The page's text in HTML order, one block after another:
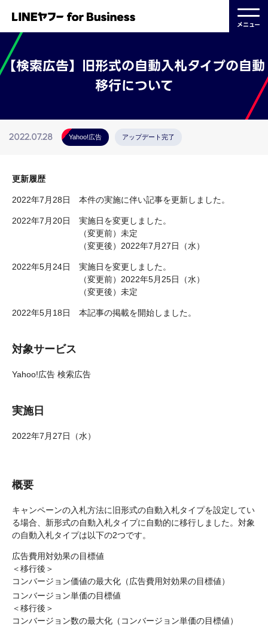
メニュー
【検索広告】旧形式の自動入札タイプの自動
移行について
2022.07.28 Yahoo!広告 アップデート完了
更新履歴
2022年7月28日 本件の実施に伴い記事を更新しました。
2022年7月20日 実施日を変更しました。
（変更前）未定
（変更後）2022年7月27日（水）
2022年5月24日 実施日を変更しました。
（変更前）2022年5月25日（水）
（変更後）未定
2022年5月18日 本記事の掲載を開始しました。
対象サービス
Yahoo!広告 検索広告
実施日
2022年7月27日（水）
概要
キャンペーンの入札方法に旧形式の自動入札タイプを設定してい
る場合、新形式の自動入札タイプに自動的に移行しました。対象
の自動入札タイプは以下の2つです。
広告費用対効果の目標値
＜移行後＞
コンバージョン価値の最大化（広告費用対効果の目標値）
コンバージョン単価の目標値
＜移行後＞
コンバージョン数の最大化（コンバージョン単価の目標値）